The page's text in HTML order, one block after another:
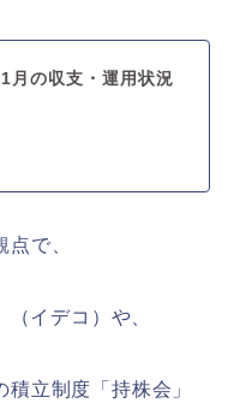
月の収支・運用状況
で、
イデコ）や、
立制度「持株会」